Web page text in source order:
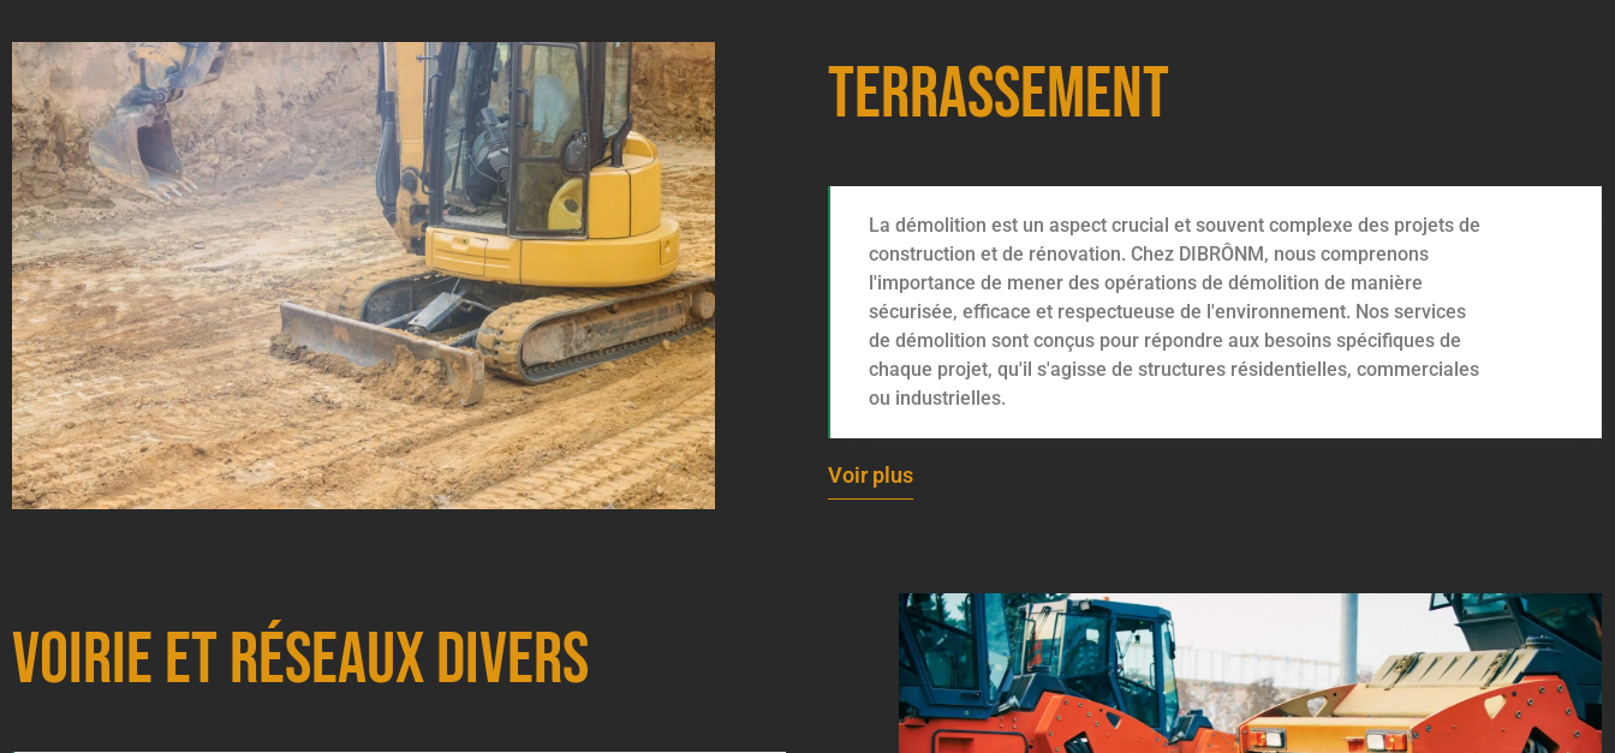
Terrassement
La démolition est un aspect crucial et souvent complexe des projets de
construction et de rénovation. Chez DIBRÔNM, nous comprenons
l'importance de mener des opérations de démolition de manière
sécurisée, efficace et respectueuse de l'environnement. Nos services
de démolition sont conçus pour répondre aux besoins spécifiques de
chaque projet, qu'il s'agisse de structures résidentielles, commerciales
ou industrielles.
Voir plus
Voirie et Réseaux Divers